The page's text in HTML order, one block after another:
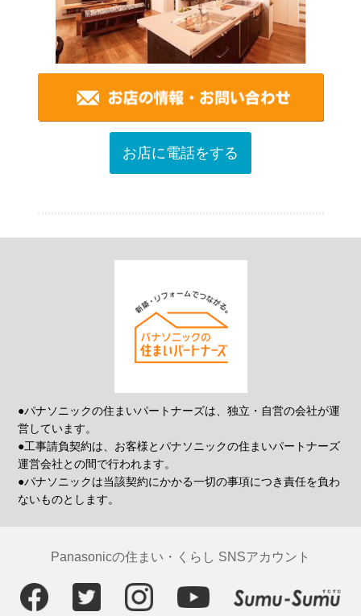
お店に電話をする
●パナソニックの住まいパートナーズは、独立・自営の会社が運
営しています。
●工事請負契約は、お客様とパナソニックの住まいパートナーズ
運営会社との間で行われます。
●パナソニックは当該契約にかかる一切の事項につき責任を負わ
ないものとします。
Panasonicの住まい・くらし SNSアカウント